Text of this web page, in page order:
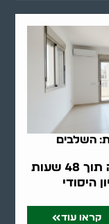
למסירה ב-48 שעות: השלבים
מדריך מקיף להכנת דירה למסירה תוך 48 שעות
היסודי
קראו עוד